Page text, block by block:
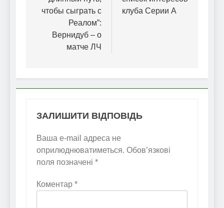
чтобы сыграть с
Реалом”:
Вернидуб – о
матче ЛЧ
клуба Серии А
ЗАЛИШИТИ ВІДПОВІДЬ
Ваша e-mail адреса не
оприлюднюватиметься. Обов’язкові
поля позначені *
Коментар *